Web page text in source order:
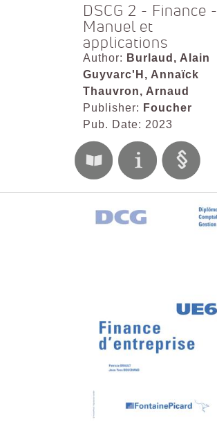
DSCG 2 - Finance -
Manuel et
applications
Author: Burlaud, Alain
Guyvarc'H, Annaïck
Thauvron, Arnaud
Publisher: Foucher
Pub. Date: 2023